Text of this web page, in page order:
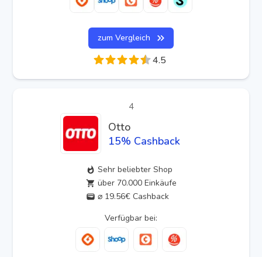
zum Vergleich
4.5
4
Otto
15% Cashback
Sehr beliebter Shop
über 70.000 Einkäufe
⌀ 19.56€ Cashback
Verfügbar bei: